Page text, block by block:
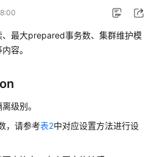
最大prepared事务数、 集群维护模
容。
级别。
，请参考表2中对应设置方法进行设